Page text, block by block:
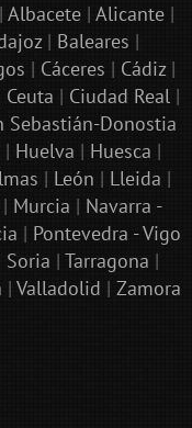
Albacete| Alicante|
| Baleares |
| Cáceres | Cádiz|
Ceuta | Ciudad Real|
Sebastián-Donostia
| Huelva | Huesca |
| León | Lleida |
| Murcia | Navarra -
| Pontevedra - Vigo
Soria | Tarragona |
| Valladolid | Zamora